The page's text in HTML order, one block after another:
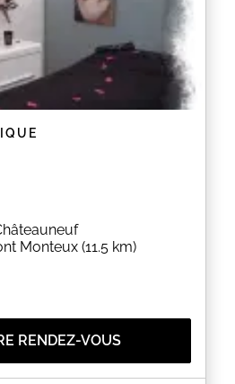
Monteux (11.5 km)
RENDEZ-VOUS